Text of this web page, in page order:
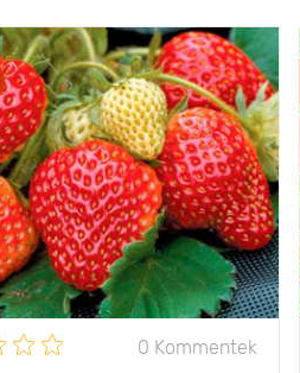
0 Kommentek